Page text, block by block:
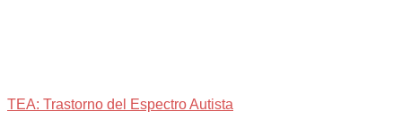
TEA: Trastorno del Espectro Autista